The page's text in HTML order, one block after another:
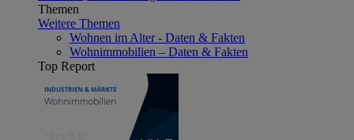
Themen
Weitere Themen
Wohnen im Alter - Daten & Fakten
Wohnimmobilien – Daten & Fakten
Top Report